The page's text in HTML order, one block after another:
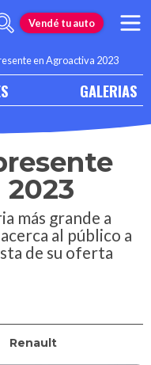
Vendé tu auto
en Agroactiva 2023
GALERIAS
más grande a
al público a
de su oferta
Renault